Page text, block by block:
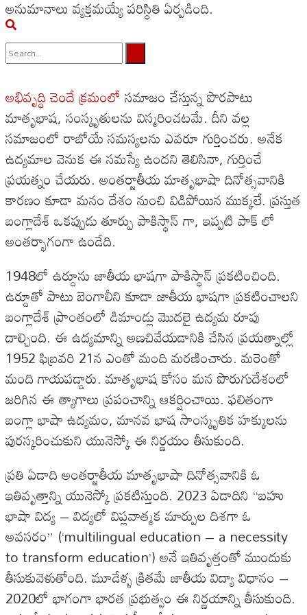
View All Result
అనుమానాలు వ్యక్తమయ్యే పరిస్థితి ఏర్పడింది.
అభివృద్ధి చెందే క్రమంలో సమాజం చేస్తున్న పొరపాటు
మాతృభాష, సంస్కృతులను విస్మరించటమే. దీని వల్ల
సమాజంలో రాబోయే సమస్యలను ఎవరూ గుర్తించరు. అనేక
ఉద్యమాల వెనుక ఈ సమస్యే ఉందని తెలిసినా, గుర్తించే
ప్రయత్నం చేయరు. అంతర్జాతీయ మాతృభాషా దినోత్సవానికి
కారణం కూడా మనం దేశం నుంచి విడిపోయిన ముక్కలే. ప్రస్తుత
బంగ్లాదేశ్ ఒకప్పుడు తూర్పు పాకిస్థాన్ గా, ఇప్పటి పాక్ లో
అంతర్భాగంగా ఉండేది.
1948లో ఉర్దూను జాతీయ భాషగా పాకిస్థాన్ ప్రకటించింది.
ఉర్దూతో పాటు బెంగాలీని కూడా జాతీయ భాషగా ప్రకటించాలని
బంగ్లాదేశ్ ప్రాంతంలో డిమాండ్లు మొదలై ఉద్యమ రూపు
దాల్చింది. ఈ ఉద్యమాన్ని అణచివేయడానికి చేసిన ప్రయత్నాల్లో
1952 ఫిబ్రవరి 21న ఎంతో మంది మరణించారు. మరెంతో
మంది గాయపడ్డారు. మాతృభాష కోసం మన పొరుగుదేశంలో
జరిగిన ఈ త్యాగాలు ప్రపంచాన్ని ఆకర్షించాయి. ఫలితంగా
బంగ్లా భాషా ఉద్యమం, మానవ భాష సాంస్కృతిక హక్కులను
పురస్కరించుకుని యునెస్కో ఈ నిర్ణయం తీసుకుంది.
ప్రతి ఏడాది అంతర్జాతీయ మాతృభాషా దినోత్సవానికి ఓ
ఇతివృత్తాన్ని యునెస్కో ప్రకటిస్తుంది. 2023 ఏడాదిని “బహు
భాషా విద్య – విద్యలో విప్లవాత్మక మార్పుల దిశగా ఓ
అవసరం” (‘multilingual education – a necessity
to transform education’) అనే ఇతివృత్తంతో ముందుకు
తీసుకువెళుతోంది. మూడేళ్ళ క్రితమే జాతీయ విద్యా విధానం –
2020లో భాగంగా భారత ప్రభుత్వం ఈ నిర్ణయాన్ని తీసుకుంది.